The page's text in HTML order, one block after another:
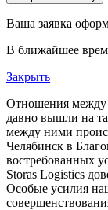
Ваша заявка
В ближайшее
Закрыть
Отношения между
давно вышли на
между ними
Челябинск в
востребованных
Storas Logistics
Особые усилия